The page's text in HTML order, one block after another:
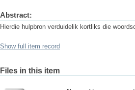
Abstract:
Hierdie hulpbron verduidelik kortliks die
Show full item record
Files in this item